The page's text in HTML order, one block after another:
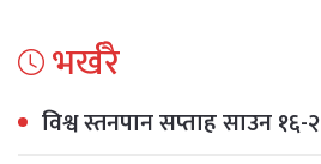
भर्खरै
विश्व स्तनपान सप्ताह साउन १६-